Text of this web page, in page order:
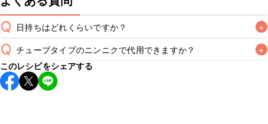
Q 日持ちはどれくらいですか？ +
A
こちらのレシピは出来たてをお召し上がりいただくことをお
すすめします。
※日持ちは目安です。
Q チューブタイプのニンニクで代用できますか？ +
A
チューブタイプのニンニクを使用してもお作りいただけま
す。小さじ1を目安に加え、お好みの風味になるようご調節く
このレシピをシェアする